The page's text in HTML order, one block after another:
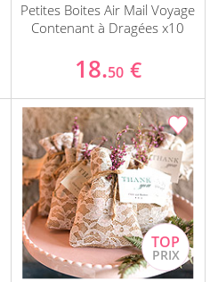
Petites Boites Air Mail Voyage
Contenant à Dragées x10
18.50 €